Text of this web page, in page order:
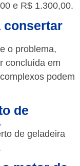
e R$ 1.300,00.
consertar
o problema,
concluída em
podem
de
de geladeira